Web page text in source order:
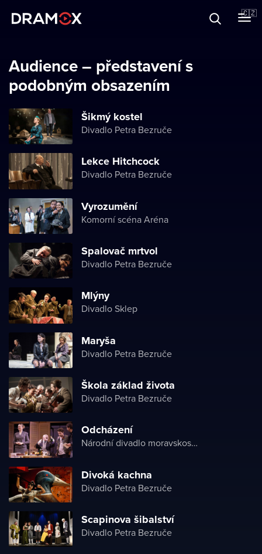
🇨🇿
Registrujte se
Audience – představení s
podobným obsazením
Šikmý kostel
Divadlo Petra Bezruče
Lekce Hitchcock
Divadlo Petra Bezruče
Vyrozumění
Komorní scéna Aréna
Spalovač mrtvol
Divadlo Petra Bezruče
Mlýny
Divadlo Sklep
Maryša
Divadlo Petra Bezruče
Škola základ života
Divadlo Petra Bezruče
Odcházení
Národní divadlo moravskoslezské
Divoká kachna
Divadlo Petra Bezruče
Scapinova šibalství
Divadlo Petra Bezruče